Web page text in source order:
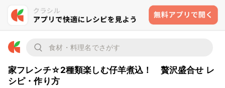
家フレンチ☆2種類楽しむ仔羊煮込！ 贅沢盛合せ レ
シピ・作り方